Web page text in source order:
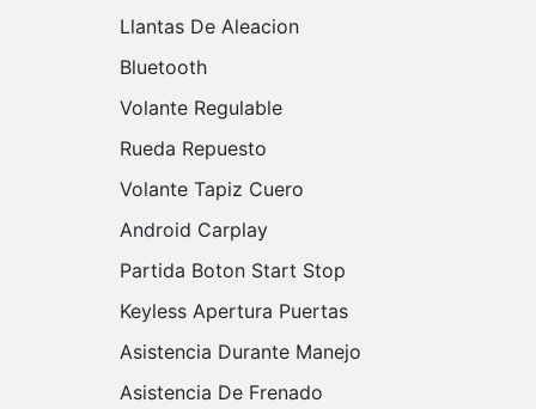
Llantas De Aleacion
Bluetooth
Volante Regulable
Rueda Repuesto
Volante Tapiz Cuero
Android Carplay
Partida Boton Start Stop
Keyless Apertura Puertas
Asistencia Durante Manejo
Asistencia De Frenado